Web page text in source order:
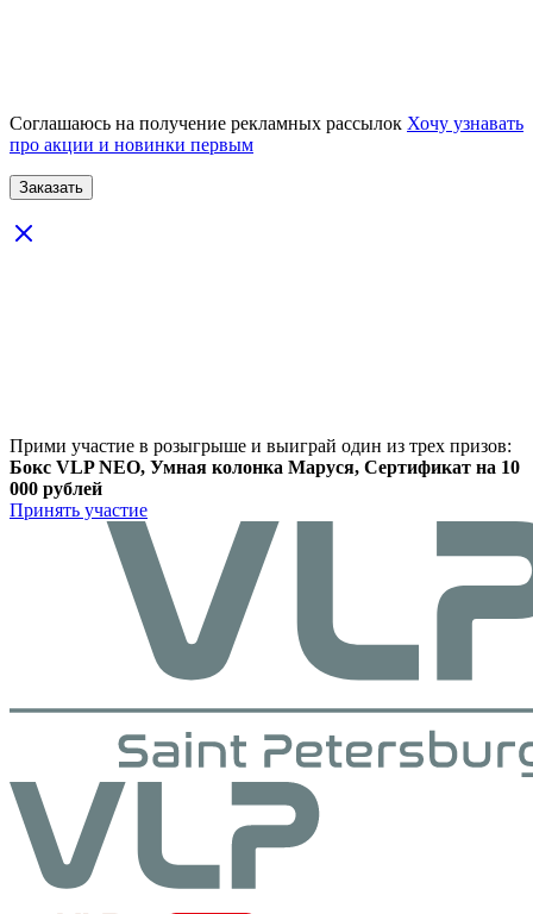
Соглашаюсь на получение рекламных рассылок Хочу узнавать
про акции и новинки первым
Прими участие в розыгрыше и выиграй один из трех призов:
Бокс VLP NEO, Умная колонка Маруся, Сертификат на 10
000 рублей
Принять участие